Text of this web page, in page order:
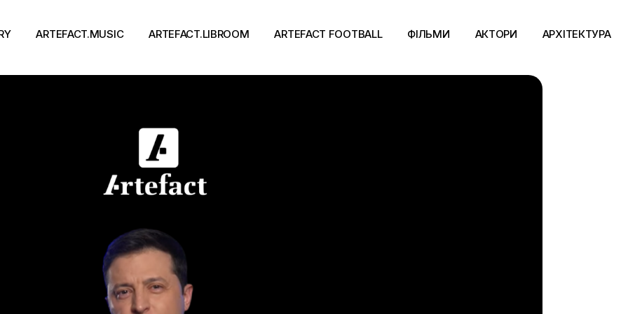
ARTEFACT.MUSIC ARTEFACT.LIBROOM
Письменники
Події
ARTEFACT FOOTBALL ФІЛЬМИ АКТОРИ АРХІТЕКТУРА